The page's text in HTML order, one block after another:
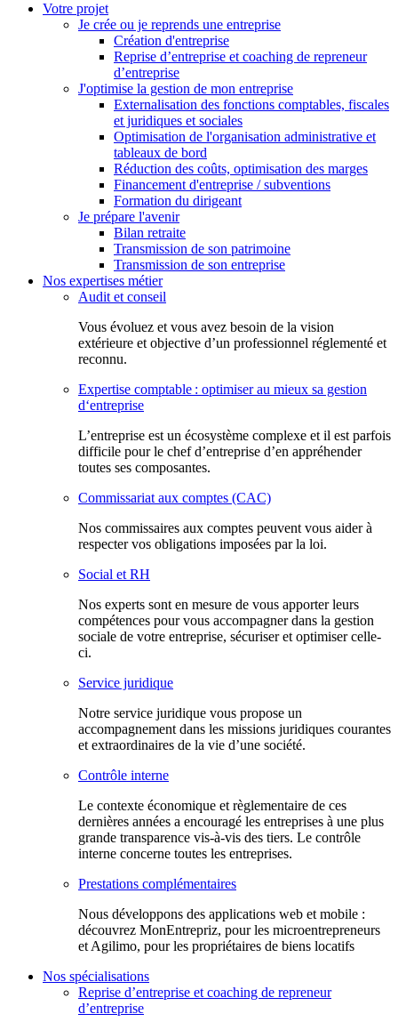
Votre projet
Je crée ou je reprends une entreprise
Création d'entreprise
Reprise d’entreprise et coaching de repreneur
d’entreprise
J'optimise la gestion de mon entreprise
Externalisation des fonctions comptables, fiscales
et juridiques et sociales
Optimisation de l'organisation administrative et
tableaux de bord
Réduction des coûts, optimisation des marges
Financement d'entreprise / subventions
Formation du dirigeant
Je prépare l'avenir
Bilan retraite
Transmission de son patrimoine
Transmission de son entreprise
Nos expertises métier
Audit et conseil
Vous évoluez et vous avez besoin de la vision
extérieure et objective d’un professionnel réglementé et
reconnu.
Expertise comptable : optimiser au mieux sa gestion
d‘entreprise
L’entreprise est un écosystème complexe et il est parfois
difficile pour le chef d’entreprise d’en appréhender
toutes ses composantes.
Commissariat aux comptes (CAC)
Nos commissaires aux comptes peuvent vous aider à
respecter vos obligations imposées par la loi.
Social et RH
Nos experts sont en mesure de vous apporter leurs
compétences pour vous accompagner dans la gestion
sociale de votre entreprise, sécuriser et optimiser celle-
ci.
Service juridique
Notre service juridique vous propose un
accompagnement dans les missions juridiques courantes
et extraordinaires de la vie d’une société.
Contrôle interne
Le contexte économique et règlementaire de ces
dernières années a encouragé les entreprises à une plus
grande transparence vis-à-vis des tiers. Le contrôle
interne concerne toutes les entreprises.
Prestations complémentaires
Nous développons des applications web et mobile :
découvrez MonEntrepriz, pour les microentrepreneurs
et Agilimo, pour les propriétaires de biens locatifs
Nos spécialisations
Reprise d’entreprise et coaching de repreneur
d’entreprise